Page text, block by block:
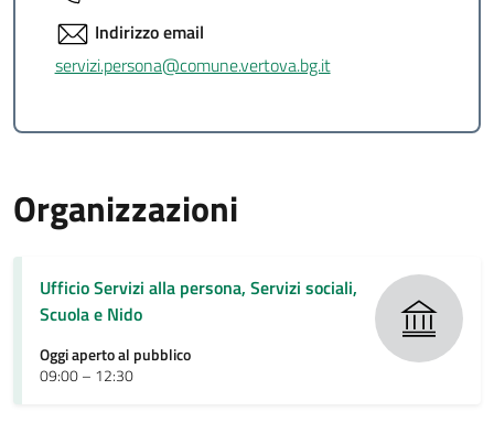
Indirizzo email
servizi.persona@comune.vertova.bg.it
Organizzazioni
Ufficio Servizi alla persona, Servizi sociali,
Scuola e Nido
Oggi aperto al pubblico
09:00 – 12:30